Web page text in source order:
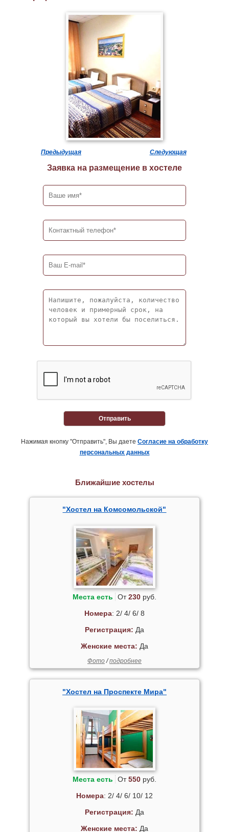
Предыдущая Следующая
Заявка на размещение в хостеле
Отправить
Нажимая кнопку "Отправить", Вы даете Согласие на обработку
персональных данных
Ближайшие хостелы
"Хостел на Комсомольской"
Места есть От230руб.
Номера: 2/ 4/ 6/ 8
Регистрация: Да
Женские места: Да
Фото/подробнее
"Хостел на Проспекте Мира"
Места есть От550руб.
Номера: 2/ 4/ 6/ 10/ 12
Регистрация: Да
Женские места: Да